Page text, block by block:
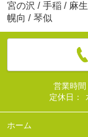
宮の沢 / 手稲 / 麻生
幌向 / 琴似
営業時間
定休日：
ホーム